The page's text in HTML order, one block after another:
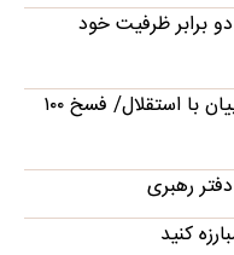
برابر ظرفیت خود
عجیب و باورنکردنی از توافق رضاییان با استقلال/ فسخ ۱۰۰
رهبری
کنید